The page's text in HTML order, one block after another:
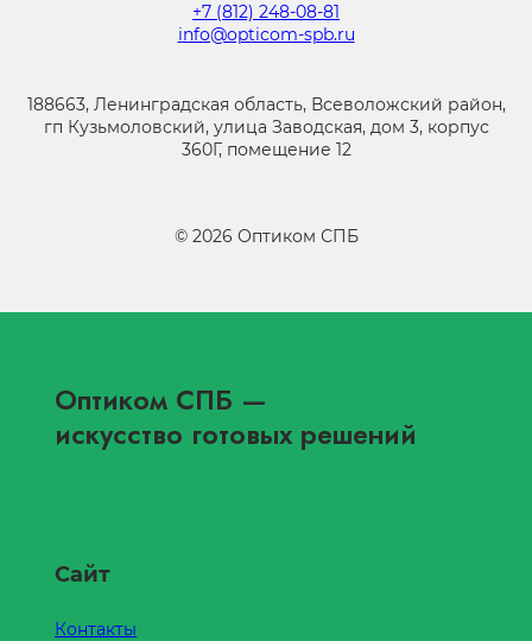
+7 (812) 248-08-81
info@opticom-spb.ru
188663, Ленинградская область, Всеволожский район,
гп Кузьмоловский, улица Заводская, дом 3, корпус
360Г, помещение 12
© 2026 Оптиком СПБ
Оптиком СПБ —
искусство готовых решений
Сайт
Контакты